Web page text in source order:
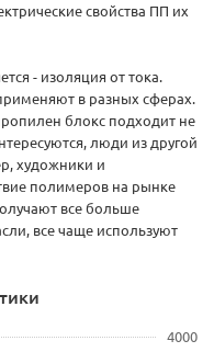
свойства ПП их
- изоляция от тока.
в разных сферах.
блокс подходит не
люди из другой
художники и
полимеров на рынке
все больше
все чаще используют
4000